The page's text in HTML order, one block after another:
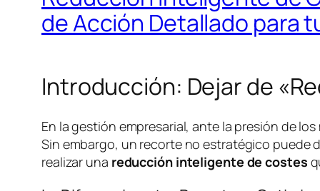
de Acción Detallado para
Introducción: Dejar de
En la gestión empresarial, ante la presión de
Sin embargo, un recorte no estratégico puede
realizar una reducción inteligente de costes